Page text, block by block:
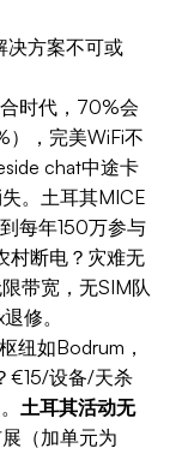
决方案不可或
时代，70%会
），完美WiFi不
chat中途卡
。土耳其MICE
每年150万参与
村断电？灾难无
带宽，无SIM队
修。
纽如Bodrum，
€15/设备/天杀
土耳其活动无
（加单元为